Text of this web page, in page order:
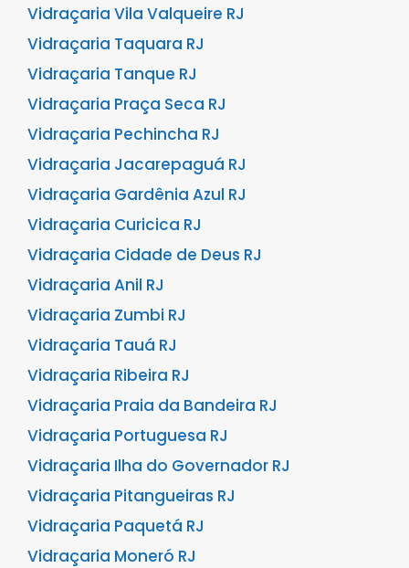
Vidraçaria Vila Valqueire RJ
Vidraçaria Taquara RJ
Vidraçaria Tanque RJ
Vidraçaria Praça Seca RJ
Vidraçaria Pechincha RJ
Vidraçaria Jacarepaguá RJ
Vidraçaria Gardênia Azul RJ
Vidraçaria Curicica RJ
Vidraçaria Cidade de Deus RJ
Vidraçaria Anil RJ
Vidraçaria Zumbi RJ
Vidraçaria Tauá RJ
Vidraçaria Ribeira RJ
Vidraçaria Praia da Bandeira RJ
Vidraçaria Portuguesa RJ
Vidraçaria Ilha do Governador RJ
Vidraçaria Pitangueiras RJ
Vidraçaria Paquetá RJ
Vidraçaria Moneró RJ